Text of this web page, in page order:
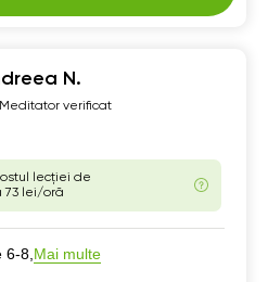
N.
Meditator verificat
lecției de
73 lei/oră
6-8, Mai multe